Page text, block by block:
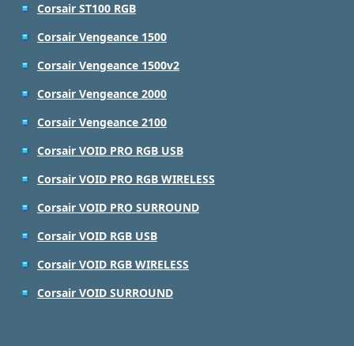
Corsair ST100 RGB
Corsair Vengeance 1500
Corsair Vengeance 1500v2
Corsair Vengeance 2000
Corsair Vengeance 2100
Corsair VOID PRO RGB USB
Corsair VOID PRO RGB WIRELESS
Corsair VOID PRO SURROUND
Corsair VOID RGB USB
Corsair VOID RGB WIRELESS
Corsair VOID SURROUND